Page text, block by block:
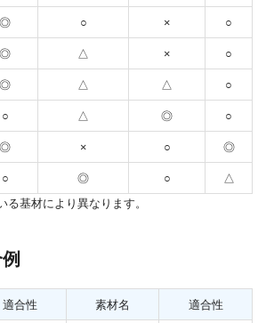
◎ ○ ×
○
◎ △ ×
○
◎ △ △
○
○ △ ◎
○
◎ × ○
◎
○ ◎ ○
△
基材により異なります。
適合性 素材名 適合性